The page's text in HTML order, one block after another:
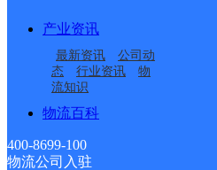
产业资讯
最新资讯
公司动
态
行业资讯
物
流知识
物流百科
400-8699-100
物流公司入驻
周边网点
湖南省凤凰县公司土桥
垅分部
凤凰县腊尔山镇合作点
ID8007
凤凰县柳薄乡合作点
ID9681
凤凰县林峰乡合作点